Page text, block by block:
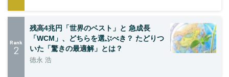
Rank
2
残高4兆円「世界のベスト」と 急成長
「WCM」、どちらを選ぶべき？ たどりつ
いた「驚きの最適解」とは？
徳永 浩